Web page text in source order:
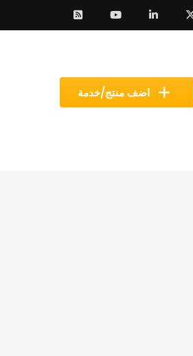
اضف منتج/خدمة